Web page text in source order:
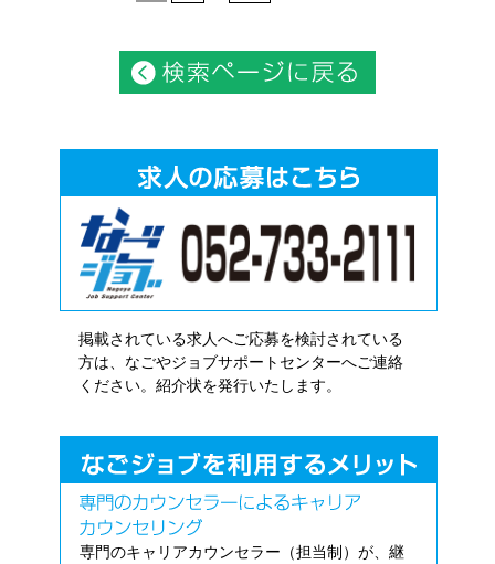
掲載されている求人へご応募を検討されている
方は、なごやジョブサポートセンターへご連絡
ください。紹介状を発行いたします。
専門のキャリアカウンセラー（担当制）が、継